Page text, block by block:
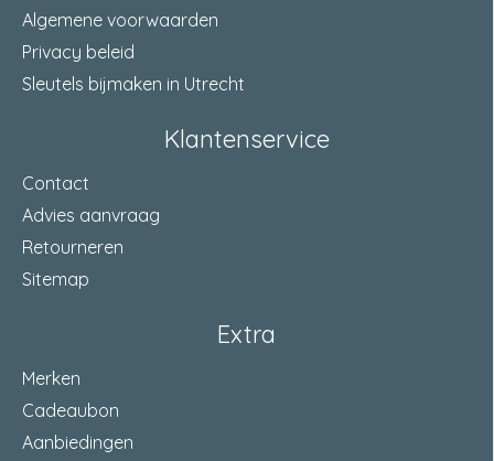
Algemene voorwaarden
Privacy beleid
Sleutels bijmaken in Utrecht
Klantenservice
Contact
Advies aanvraag
Retourneren
Sitemap
Extra
Merken
Cadeaubon
Aanbiedingen